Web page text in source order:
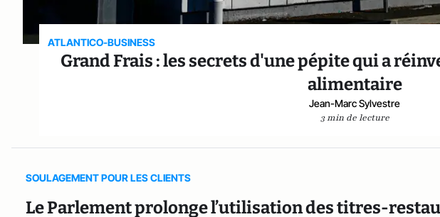
ATLANTICO-BUSINESS
Grand Frais : les secrets d'une pépite qui a
alimentaire
Jean-Marc Sylvestre
3 min de lecture
SOULAGEMENT POUR LES CLIENTS
Le Parlement prolonge l’utilisation des titres-